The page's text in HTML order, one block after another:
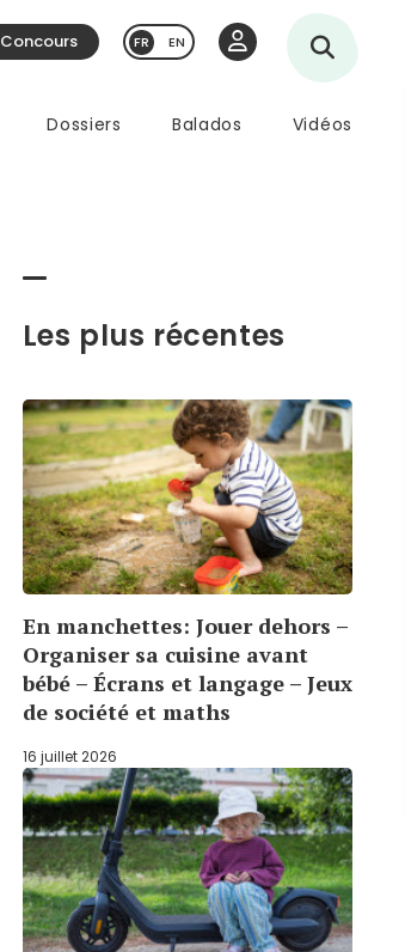
Dossiers Balados Vidéos
Concours EN
Les plus récentes
En manchettes: Jouer dehors –
Organiser sa cuisine avant
bébé – Écrans et langage – Jeux
de société et maths
16 juillet 2026